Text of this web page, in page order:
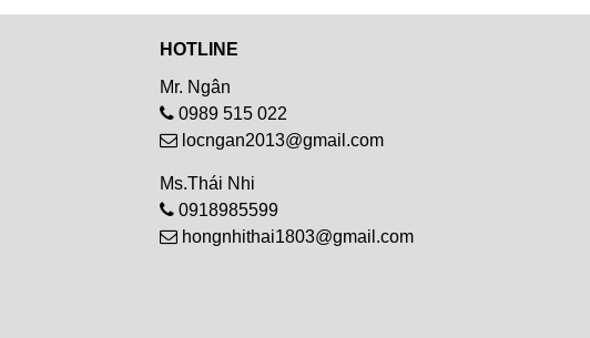
HOTLINE
Mr. Ngân
0989 515 022
locngan2013@gmail.com
Ms.Thái Nhi
0918985599
hongnhithai1803@gmail.com